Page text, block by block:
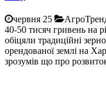
червня 25
40-50 тисяч гривень на
обіцяли традиційні
орендованої землі на
зрозумів що про